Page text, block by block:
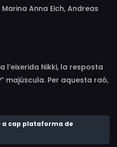
Anna Eich, Andreas
Iris Boss, Agnes Thi-Mai,
Ursula Berlinghof,
Steffen Neder, Birgit
René Müller, Robert
l’eixerida Nikki, la resposta
majúscula. Per aquesta raó,
se li presenten per
a cap plataforma de